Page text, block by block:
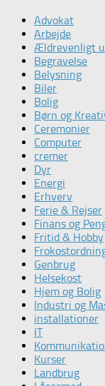
Advokat
Arbejde
Ældrevenligt
Begravelse
Belysning
Biler
Bolig
Børn og
Ceremonier
Computer
cremer
Dyr
Energi
Erhverv
Ferie & Rejser
Finans og
Fritid & Hobby
Genbrug
Helsekost
Hjem og Bolig
Industri og
installationer
IT
Kurser
Landbrug